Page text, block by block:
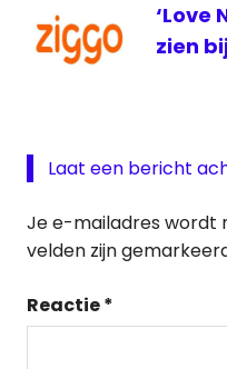
‘Love
zien
Laat een bericht
Je e-mailadres wordt
velden zijn
Reactie*